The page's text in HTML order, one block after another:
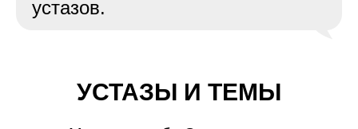
устазов.
УСТАЗЫ И ТЕМЫ